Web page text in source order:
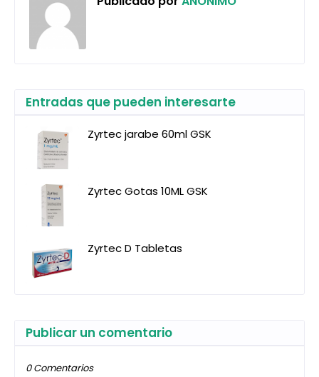
Entradas que pueden interesarte
Zyrtec jarabe 60ml GSK
Zyrtec Gotas 10ML GSK
Zyrtec D Tabletas
Publicar un comentario
0 Comentarios